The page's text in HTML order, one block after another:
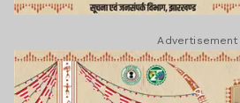
Advertisement